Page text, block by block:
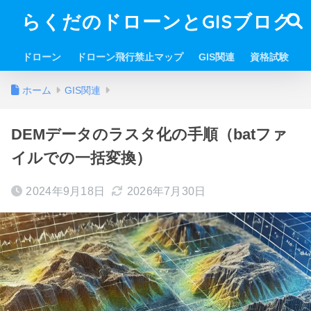
らくだのドローンとGISブログ
ドローン ドローン飛行禁止マップ GIS関連 資格試験
ホーム GIS関連
DEMデータのラスタ化の手順（batファ
イルでの一括変換）
2024年9月18日 2026年7月30日